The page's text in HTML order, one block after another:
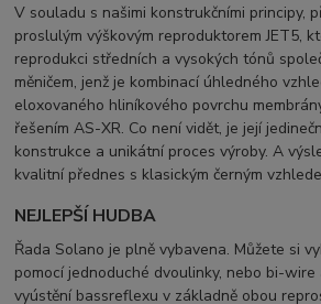
V souladu s našimi konstrukčními principy,
proslulým výškovým reproduktorem JET5,
reprodukci středních a vysokých tónů
měničem, jenž je kombinací úhledného
eloxovaného hliníkového povrchu
řešením AS-XR. Co není vidět, je její
konstrukce a unikátní proces výroby. A
kvalitní přednes s klasickým černým
NEJLEPŠÍ HUDBA
Řada Solano je plně vybavena. Můžete si
pomocí jednoduché dvoulinky, nebo bi-wire
vyústění bassreflexu v základně obou